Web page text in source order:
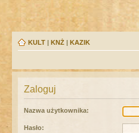
KULT | KNŻ | KAZIK
Zaloguj
Nazwa użytkownika:
Hasło: